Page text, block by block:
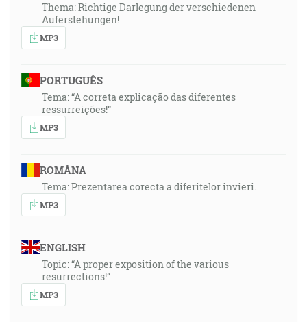
Thema: Richtige Darlegung der verschiedenen
Auferstehungen!
MP3
PORTUGUÊS
Tema: “A correta explicação das diferentes
ressurreições!”
MP3
ROMÂNA
Tema: Prezentarea corecta a diferitelor invieri.
MP3
ENGLISH
Topic: “A proper exposition of the various
resurrections!”
MP3